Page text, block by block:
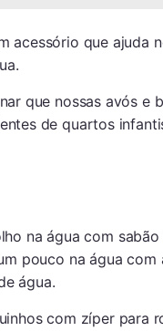
acessório que ajuda
que nossas avós e
de quartos
na água com
pouco na água
água.
com zíper para